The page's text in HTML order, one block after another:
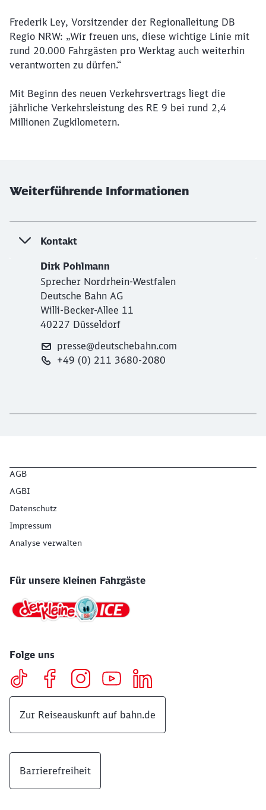
Frederik Ley, Vorsitzender der Regionalleitung DB
Regio NRW: „Wir freuen uns, diese wichtige Linie mit
rund 20.000 Fahrgästen pro Werktag auch weiterhin
verantworten zu dürfen.“
Mit Beginn des neuen Verkehrsvertrags liegt die
jährliche Verkehrsleistung des RE 9 bei rund 2,4
Millionen Zugkilometern.
Weiterführende Informationen
Kontakt
Dirk Pohlmann
Sprecher Nordrhein-Westfalen
Deutsche Bahn AG
Willi-Becker-Allee 11
40227 Düsseldorf
presse@deutschebahn.com
+49 (0) 211 3680-2080
AGB
AGBI
Datenschutz
Impressum
Analyse verwalten
Für unsere kleinen Fahrgäste
Folge uns
Zur Reiseauskunft auf bahn.de
Barrierefreiheit